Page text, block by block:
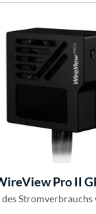
Pro II